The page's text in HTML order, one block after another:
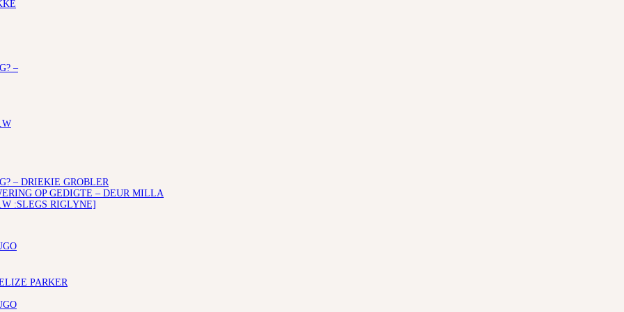
–
– DRIEKIE GROBLER
OP GEDIGTE – DEUR MILLA
:SLEGS RIGLYNE]
PARKER